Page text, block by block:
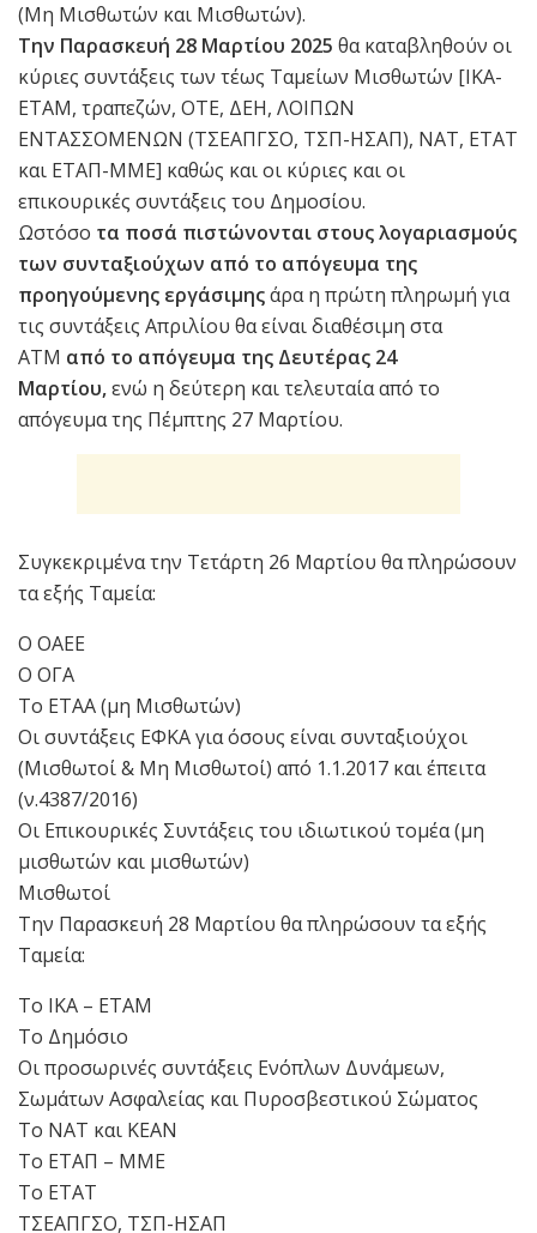
(Μη Μισθωτών και Μισθωτών).
Την Παρασκευή 28 Μαρτίου 2025 θα καταβληθούν οι
κύριες συντάξεις των τέως Ταμείων Μισθωτών [ΙΚΑ-
ΕΤΑΜ, τραπεζών, ΟΤΕ, ΔΕΗ, ΛΟΙΠΩΝ
ΕΝΤΑΣΣΟΜΕΝΩΝ (ΤΣΕΑΠΓΣΟ, ΤΣΠ-ΗΣΑΠ), ΝΑΤ, ΕΤΑΤ
και ΕΤΑΠ-ΜΜΕ] καθώς και οι κύριες και οι
επικουρικές συντάξεις του Δημοσίου.
Ωστόσο τα ποσά πιστώνονται στους λογαριασμούς
των συνταξιούχων από το απόγευμα της
προηγούμενης εργάσιμηςάρα η πρώτη πληρωμή για
τις συντάξεις Απριλίου θα είναι διαθέσιμη στα
ΑΤΜ από το απόγευμα της Δευτέρας 24
Μαρτίου,ενώ η δεύτερη και τελευταία από το
απόγευμα της Πέμπτης 27 Μαρτίου.
Συγκεκριμένα την Τετάρτη 26 Μαρτίου θα πληρώσουν
τα εξής Ταμεία:
Ο ΟΑΕΕ
Ο ΟΓΑ
Το ΕΤΑΑ (μη Μισθωτών)
Οι συντάξεις ΕΦΚΑ για όσους είναι συνταξιούχοι
(Μισθωτοί & Μη Μισθωτοί) από 1.1.2017 και έπειτα
(ν.4387/2016)
Οι Επικουρικές Συντάξεις του ιδιωτικού τομέα (μη
μισθωτών και μισθωτών)
Μισθωτοί
Την Παρασκευή 28 Μαρτίου θα πληρώσουν τα εξής
Ταμεία:
Το ΙΚΑ – ΕΤΑΜ
Το Δημόσιο
Οι προσωρινές συντάξεις Ενόπλων Δυνάμεων,
Σωμάτων Ασφαλείας και Πυροσβεστικού Σώματος
Το ΝΑΤ και ΚΕΑΝ
Το ΕΤΑΠ – ΜΜΕ
Το ΕΤΑΤ
ΤΣΕΑΠΓΣΟ, ΤΣΠ-ΗΣΑΠ